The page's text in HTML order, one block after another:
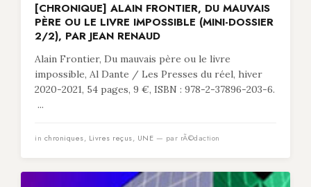
[CHRONIQUE] ALAIN FRONTIER, DU MAUVAIS
PÈRE OU LE LIVRE IMPOSSIBLE (MINI-DOSSIER
2/2), PAR JEAN RENAUD
Alain Frontier, Du mauvais père ou le livre
impossible, Al Dante / Les Presses du réel, hiver
2020-2021, 54 pages, 9 €, ISBN : 978-2-37896-203-6.
...
in chroniques, Livres reçus, UNE — par rÃ©daction